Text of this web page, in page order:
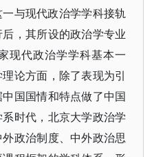
与现代政治学学科接轨
，其所设的政治学专业
现代政治学学科基本一
论方面，除了表现为引
国国情和特点做了中国
时代，北京大学政治学
政治制度、中外政治思